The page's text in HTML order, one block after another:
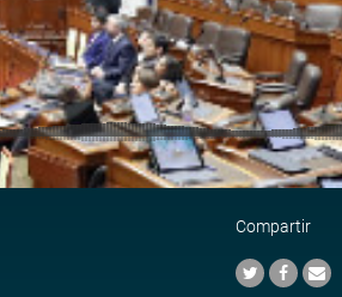
Compartir